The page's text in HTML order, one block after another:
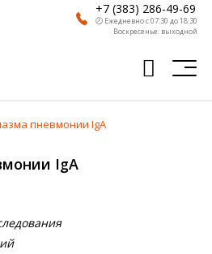
+7 (383) 286-49-69
🕗 Ежедневно с 07:30 до 18:30
Воскресенье: выходной
пневмонии IgA
IgA